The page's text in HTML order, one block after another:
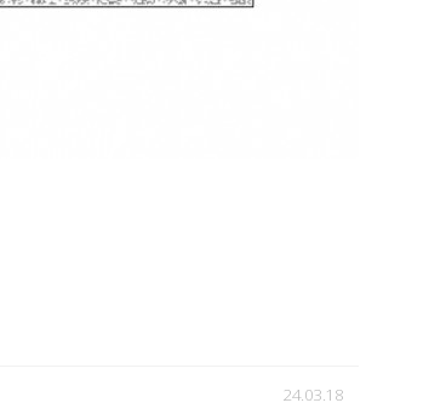
24.03.18